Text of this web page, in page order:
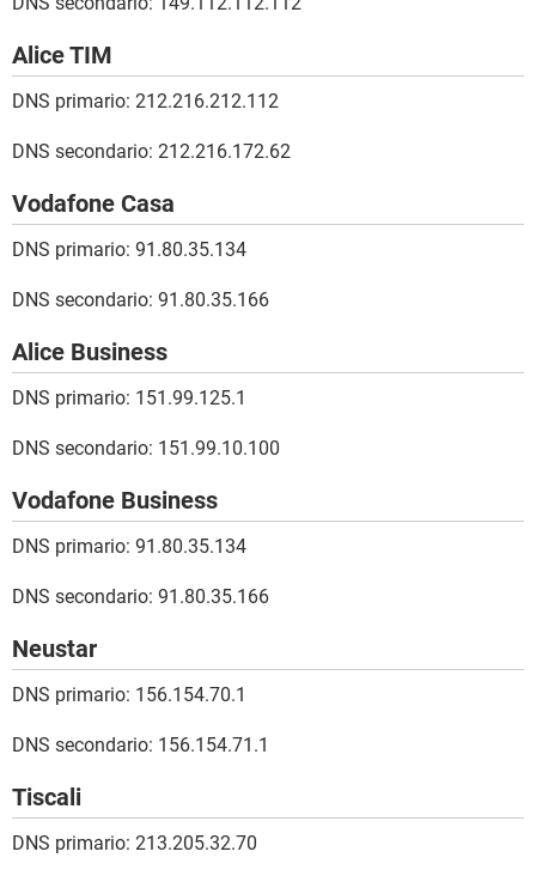
Alice TIM
DNS primario: 212.216.212.112
DNS secondario: 212.216.172.62
Vodafone Casa
DNS primario: 91.80.35.134
DNS secondario: 91.80.35.166
Alice Business
DNS primario: 151.99.125.1
DNS secondario: 151.99.10.100
Vodafone Business
DNS primario: 91.80.35.134
DNS secondario: 91.80.35.166
Neustar
DNS primario: 156.154.70.1
DNS secondario: 156.154.71.1
Tiscali
DNS primario: 213.205.32.70